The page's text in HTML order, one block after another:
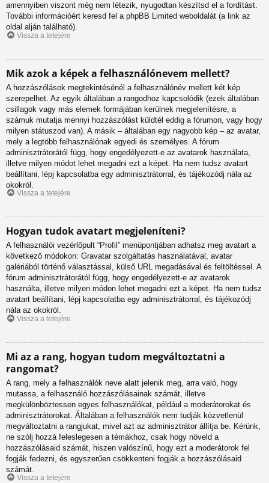
amennyiben viszont még nem létezik, nyugodtan készítsd el a fordítást.
További információért keresd fel a phpBB Limited weboldalát (a link az
oldal alján található).
Vissza a tetejére
Mik azok a képek a felhasználónevem mellett?
A hozzászólások megtekintésénél a felhasználónév mellett két kép
szerepelhet. Az egyik általában a rangodhoz kapcsolódik (ezek általában
csillagok vagy más elemek formájában kerülnek megjelenítésre, a
számuk mutatja mennyi hozzászólást küldtél eddig a fórumon, vagy hogy
milyen státuszod van). A másik – általában egy nagyobb kép – az avatar,
mely a legtöbb felhasználónak egyedi és személyes. A fórum
adminisztrátorától függ, hogy engedélyezett-e az avatarok használata,
illetve milyen módot lehet megadni ezt a képet. Ha nem tudsz avatart
beállítani, lépj kapcsolatba egy adminisztrátorral, és tájékozódj nála az
okokról.
Vissza a tetejére
Hogyan tudok avatart megjeleníteni?
A felhasználói vezérlőpult “Profil” menüpontjában adhatsz meg avatart a
következő módokon: Gravatar szolgáltatás használatával, avatar
galériából történő választással, külső URL megadásával és feltöltéssel. A
fórum adminisztrátorától függ, hogy engedélyezett-e az avatarok
használta, illetve milyen módon lehet megadni ezt a képet. Ha nem tudsz
avatart beállítani, lépj kapcsolatba egy adminisztrátorral, és tájékozódj
nála az okokról.
Vissza a tetejére
Mi az a rang, hogyan tudom megváltoztatni a
rangomat?
A rang, mely a felhasználók neve alatt jelenik meg, arra való, hogy
mutassa, a felhasználó hozzászólásainak számát, illetve
megkülönböztessen egyes felhasználókat, például a moderátorokat és
adminisztrátorokat. Általában a felhasználók nem tudják közvetlenül
megváltoztatni a rangjukat, mivel azt az adminisztrátor állítja be. Kérünk,
ne szólj hozzá feleslegesen a témákhoz, csak hogy növeld a
hozzászólásaid számát, hiszen valószínű, hogy ezt a moderátorok fel
fogják fedezni, és egyszerűen csökkenteni fogják a hozzászólásaid
számát.
Vissza a tetejére